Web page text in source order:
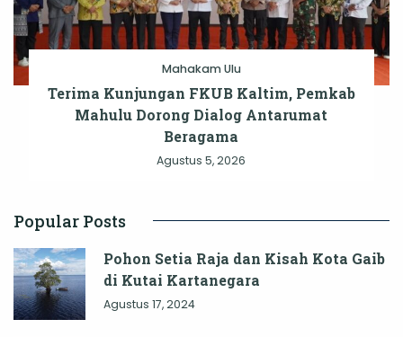
Mahakam Ulu
Terima Kunjungan FKUB Kaltim, Pemkab
Mahulu Dorong Dialog Antarumat
Beragama
Agustus 5, 2026
Popular Posts
Pohon Setia Raja dan Kisah Kota Gaib
di Kutai Kartanegara
Agustus 17, 2024